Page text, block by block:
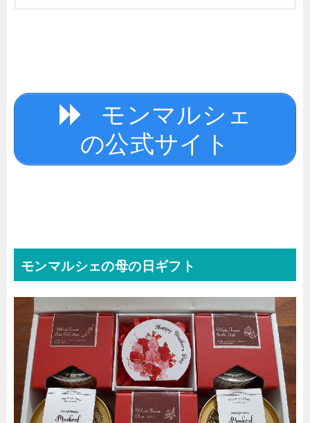
モンマルシェ
の公式サイト
モンマルシェの母の日ギフト